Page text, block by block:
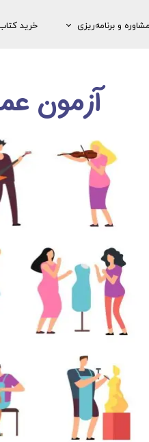
مشاوره و برنامه‌ریزی
رزرو مشاورۀ رایگان
خرید
​آزمون